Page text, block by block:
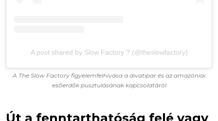
A post shared by Slow Factory ? (@theslowfactory)
A The Slow Factory figyelemfelhívása a divatipar és az amazóniai
esőerdők pusztulásának kapcsolatáról
Út a fenntarthatóság felé vagy